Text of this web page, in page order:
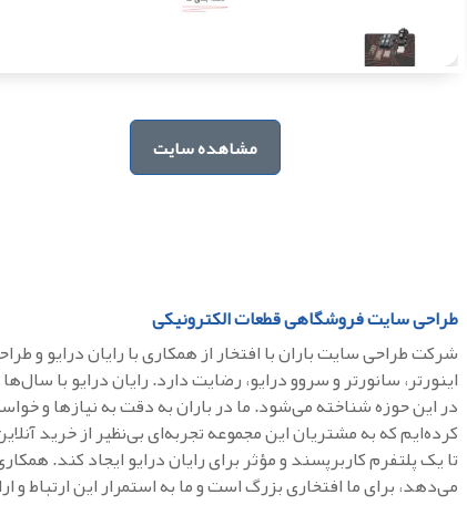
مشاهده سایت
طراحی سایت فروشگاهی قطعات الکترونیکی
شرکت طراحی سایت باران با افتخار از همکاری با رایان درایو
اینورتر، سانورتر و سروو درایو، رضایت دارد. رایان درایو با
در این حوزه شناخته می‌شود. ما در باران به دقت به نیازها و
کرده‌ایم که به مشتریان این مجموعه تجربه‌ای بی‌نظیر از خرید
تا یک پلتفرم کاربرپسند و مؤثر برای رایان درایو ایجاد
می‌دهد، برای ما افتخاری بزرگ است و ما به استمرار این ارتباط و